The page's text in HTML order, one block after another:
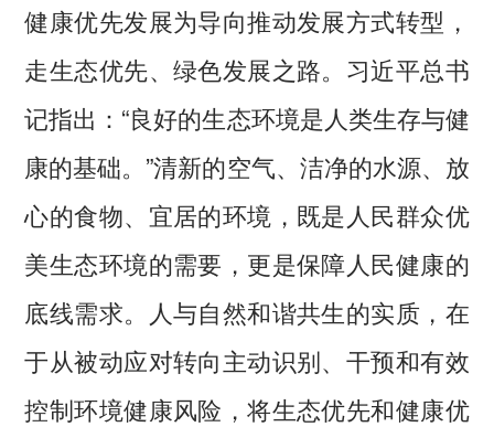
健康优先发展为导向推动发展方式转型，
走生态优先、绿色发展之路。习近平总书
记指出：“良好的生态环境是人类生存与健
康的基础。”清新的空气、洁净的水源、放
心的食物、宜居的环境，既是人民群众优
美生态环境的需要，更是保障人民健康的
底线需求。人与自然和谐共生的实质，在
于从被动应对转向主动识别、干预和有效
控制环境健康风险，将生态优先和健康优